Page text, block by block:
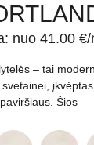
nuo 41.00 €/
– tai
paviršiaus. Šios